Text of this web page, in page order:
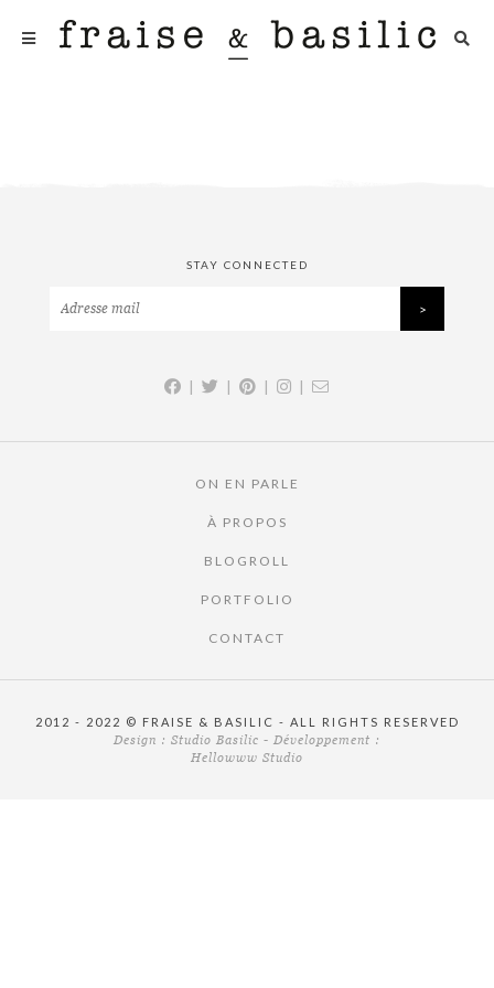
STAY CONNECTED
| | | |
ON EN PARLE
À PROPOS
BLOGROLL
PORTFOLIO
CONTACT
2012 - 2022 © FRAISE & BASILIC - ALL RIGHTS RESERVED
Design : Studio Basilic - Développement :
Hellowww Studio